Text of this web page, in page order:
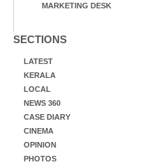
MARKETING DESK
SECTIONS
LATEST
KERALA
LOCAL
NEWS 360
CASE DIARY
CINEMA
OPINION
PHOTOS